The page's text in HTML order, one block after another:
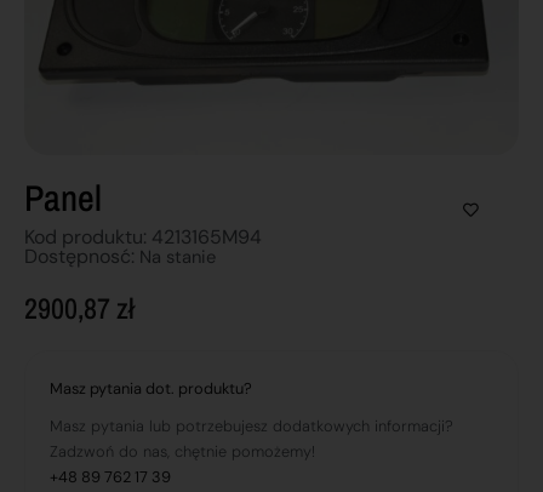
Panel
Kod produktu: 4213165M94
Dostępnosć: Na stanie
2900,87 zł
Masz pytania dot. produktu?
Masz pytania lub potrzebujesz dodatkowych informacji?
Zadzwoń do nas, chętnie pomożemy!
+48 89 762 17 39